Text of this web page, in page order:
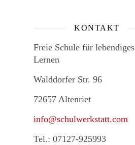
KONTAKT
Freie Schule für lebendiges
Lernen
Walddorfer Str. 96
72657 Altenriet
info@schulwerkstatt.com
Tel.: 07127-925993